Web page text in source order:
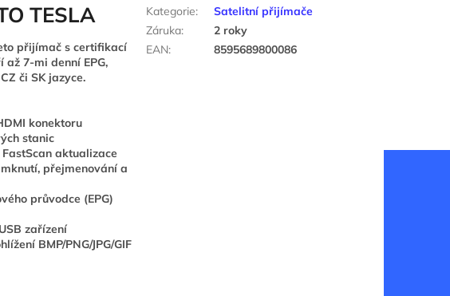
TESLA
přijímač s certifikací
7-mi denní EPG,
či SK jazyce.
konektoru
stanic
aktualizace
přejmenování a
průvodce (EPG)
zařízení
BMP/PNG/JPG/GIF
Kategorie:
Satelitní přijímače
Záruka:
2 roky
EAN: 8595689800086